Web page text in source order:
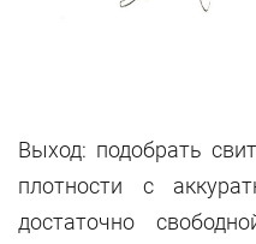
Выход: подобрать
плотности с
достаточно